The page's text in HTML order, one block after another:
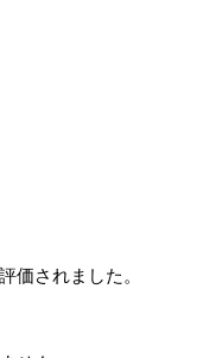
価されました。